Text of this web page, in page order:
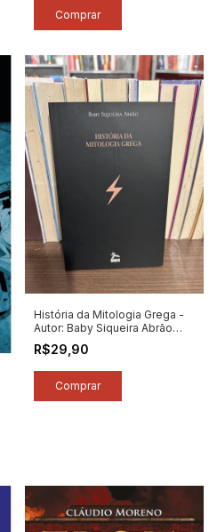
História da Mitologia Grega -
Autor: Baby Siqueira Abrão
(2016) [novo]
R$29,90